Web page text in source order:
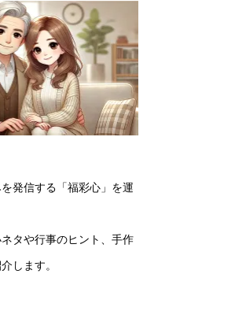
発信する「福彩心」を運
タや行事のヒント、手作
します。